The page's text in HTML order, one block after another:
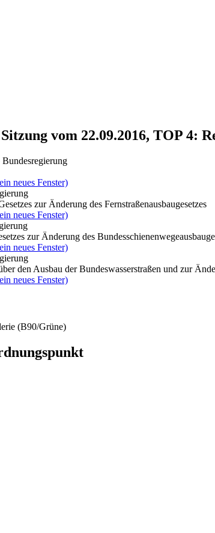
Sitzung vom 22.09.2016, TOP 4:
neues Fenster)
zur Änderung des Fernstraßenausbaugesetzes
neues Fenster)
zur Änderung des
neues Fenster)
den Ausbau der Bundeswasserstraßen und zur
neues Fenster)
(B90/Grüne)